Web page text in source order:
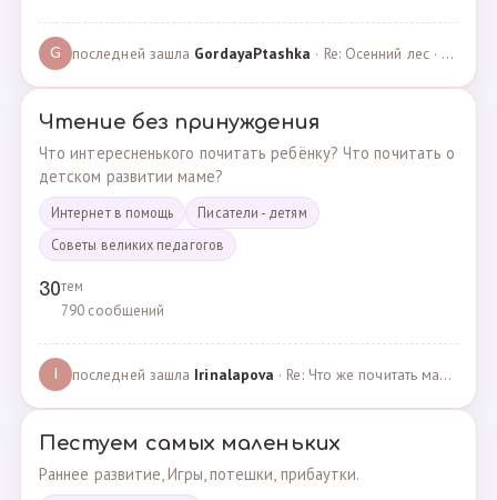
G последней зашла GordayaPtashka · Re: Осенний лес · 05.05.2022
Чтение без принуждения
Что интересненького почитать ребёнку? Что почитать о
детском развитии маме?
Интернет в помощь
Писатели - детям
Советы великих педагогов
30тем
790 сообщений
последней зашла Irinalapova · Re: Что же почитать маме о правильном воспитании ре? · 23.02.2025
Пестуем самых маленьких
Раннее развитие, Игры, потешки, прибаутки.